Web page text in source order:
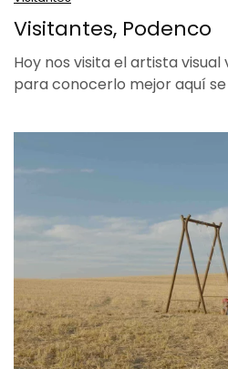
Visitantes, Podenco
Hoy nos visita el artista
para conocerlo mejor aquí